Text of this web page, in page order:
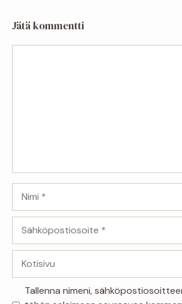
Jätä kommentti
Tallenna nimeni,